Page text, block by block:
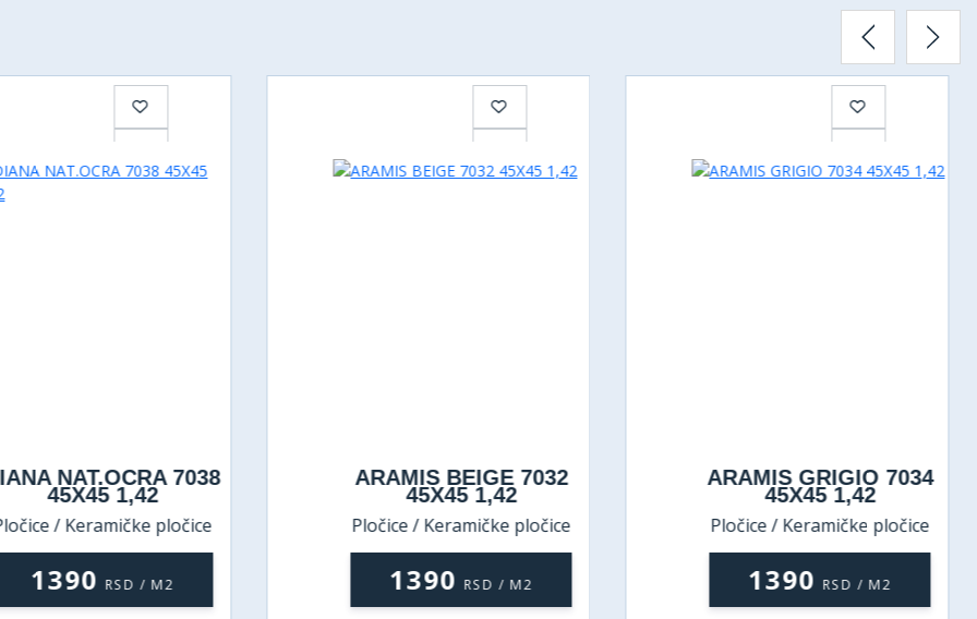
NAT.OCRA 7038
45X45 1,42
/ Keramičke pločice
1390 RSD / M2
ARAMIS BEIGE 7032
45X45 1,42
Pločice / Keramičke pločice
1390 RSD / M2
ARAMIS GRIGIO 7034
45X45 1,42
Pločice / Keramičke pločice
1390 RSD / M2